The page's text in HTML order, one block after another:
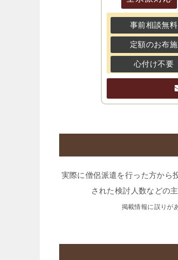
事前相談無料
定額のお布施
心付け不要
実際に僧侶派遣を行った方から
された検討人数などの
掲載情報に誤りが